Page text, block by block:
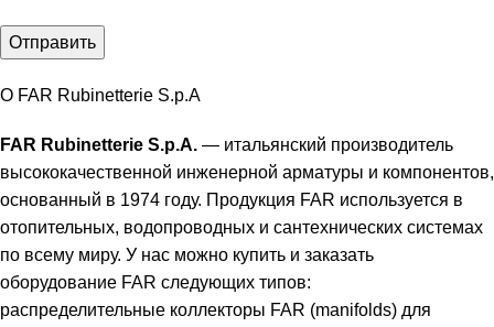
О FAR Rubinetterie S.p.A
FAR Rubinetterie S.p.A. — итальянский производитель
высококачественной инженерной арматуры и компонентов,
основанный в 1974 году. Продукция FAR используется в
отопительных, водопроводных и сантехнических системах
по всему миру. У нас можно купить и заказать
оборудование FAR следующих типов:
распределительные коллекторы FAR (manifolds) для